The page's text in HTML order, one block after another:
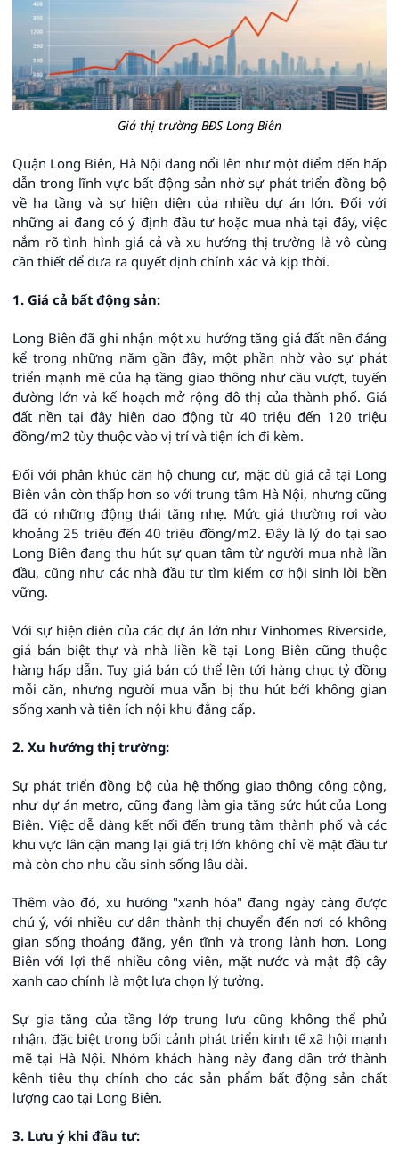
Giá thị trường BĐS Long Biên
Quận Long Biên, Hà Nội đang nổi lên như một điểm đến hấp
dẫn trong lĩnh vực bất động sản nhờ sự phát triển đồng bộ
về hạ tầng và sự hiện diện của nhiều dự án lớn. Đối với
những ai đang có ý định đầu tư hoặc mua nhà tại đây, việc
nắm rõ tình hình giá cả và xu hướng thị trường là vô cùng
cần thiết để đưa ra quyết định chính xác và kịp thời.
1. Giá cả bất động sản:
Long Biên đã ghi nhận một xu hướng tăng giá đất nền đáng
kể trong những năm gần đây, một phần nhờ vào sự phát
triển mạnh mẽ của hạ tầng giao thông như cầu vượt, tuyến
đường lớn và kế hoạch mở rộng đô thị của thành phố. Giá
đất nền tại đây hiện dao động từ 40 triệu đến 120 triệu
đồng/m2 tùy thuộc vào vị trí và tiện ích đi kèm.
Đối với phân khúc căn hộ chung cư, mặc dù giá cả tại Long
Biên vẫn còn thấp hơn so với trung tâm Hà Nội, nhưng cũng
đã có những động thái tăng nhẹ. Mức giá thường rơi vào
khoảng 25 triệu đến 40 triệu đồng/m2. Đây là lý do tại sao
Long Biên đang thu hút sự quan tâm từ người mua nhà lần
đầu, cũng như các nhà đầu tư tìm kiếm cơ hội sinh lời bền
vững.
Với sự hiện diện của các dự án lớn như Vinhomes Riverside,
giá bán biệt thự và nhà liền kề tại Long Biên cũng thuộc
hàng hấp dẫn. Tuy giá bán có thể lên tới hàng chục tỷ đồng
mỗi căn, nhưng người mua vẫn bị thu hút bởi không gian
sống xanh và tiện ích nội khu đẳng cấp.
2. Xu hướng thị trường:
Sự phát triển đồng bộ của hệ thống giao thông công cộng,
như dự án metro, cũng đang làm gia tăng sức hút của Long
Biên. Việc dễ dàng kết nối đến trung tâm thành phố và các
khu vực lân cận mang lại giá trị lớn không chỉ về mặt đầu tư
mà còn cho nhu cầu sinh sống lâu dài.
Thêm vào đó, xu hướng "xanh hóa" đang ngày càng được
chú ý, với nhiều cư dân thành thị chuyển đến nơi có không
gian sống thoáng đãng, yên tĩnh và trong lành hơn. Long
Biên với lợi thế nhiều công viên, mặt nước và mật độ cây
xanh cao chính là một lựa chọn lý tưởng.
Sự gia tăng của tầng lớp trung lưu cũng không thể phủ
nhận, đặc biệt trong bối cảnh phát triển kinh tế xã hội mạnh
mẽ tại Hà Nội. Nhóm khách hàng này đang dần trở thành
kênh tiêu thụ chính cho các sản phẩm bất động sản chất
lượng cao tại Long Biên.
3. Lưu ý khi đầu tư: